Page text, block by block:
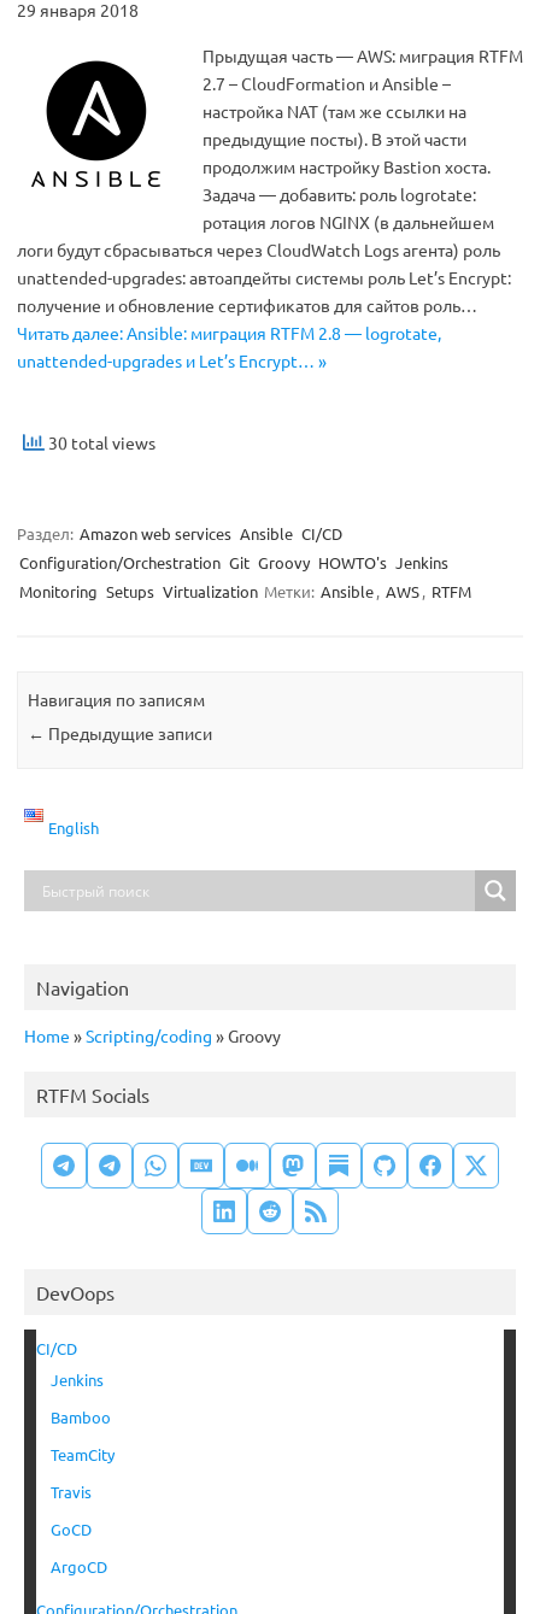
29 января 2018
Прыдущая часть — AWS: миграция RTFM
2.7 – CloudFormation и Ansible –
наcтройка NAT (там же ссылки на
предыдущие посты). В этой части
продолжим настройку Bastion хоста.
Задача — добавить: роль logrotate:
ротация логов NGINX (в дальнейшем
логи будут сбрасываться через CloudWatch Logs агента) роль
unattended-upgrades: автоапдейты системы роль Let’s Encrypt:
получение и обновление сертификатов для сайтов роль…
Читать далее: Ansible: миграция RTFM 2.8 — logrotate,
unattended-upgrades и Let’s Encrypt… »
30 total views
Раздел: Amazon web services Ansible CI/CD
Configuration/Orchestration Git Groovy HOWTO's Jenkins
Monitoring Setups Virtualization Метки: Ansible, AWS, RTFM
Навигация по записям
← Предыдущие записи
English
Navigation
Home »Scripting/coding »Groovy
RTFM Socials
DevOops
CI/CD
Jenkins
Bamboo
TeamCity
Travis
GoCD
ArgoCD